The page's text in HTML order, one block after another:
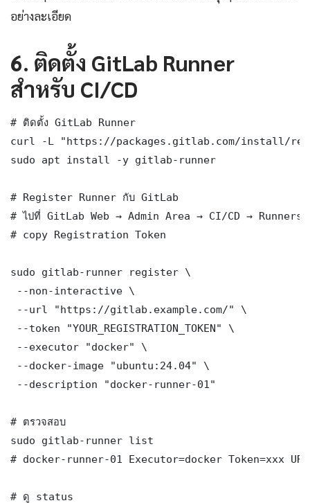
อย่างละเอียด
6. ติดตั้ง GitLab Runner
สำหรับ CI/CD
# ติดตั้ง GitLab Runner
curl -L "https://packages.gitlab.com/install/
sudo apt install -y gitlab-runner
# Register Runner กับ GitLab
# ไปที่ GitLab Web → Admin Area → CI/CD → Runners
# copy Registration Token
sudo gitlab-runner register \
--non-interactive \
--url "https://gitlab.example.com/" \
--token "YOUR_REGISTRATION_TOKEN" \
--executor "docker" \
--docker-image "ubuntu:24.04" \
--description "docker-runner-01"
# ตรวจสอบ
sudo gitlab-runner list
# docker-runner-01 Executor=docker Token=xxx
# ดู status